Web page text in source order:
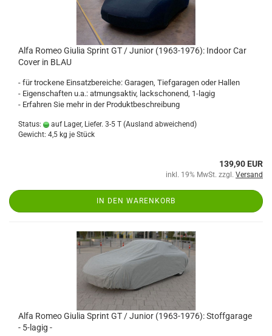
Alfa Romeo Giulia Sprint GT / Junior (1963-1976): Indoor Car
Cover in BLAU
- für trockene Einsatzbereiche: Garagen, Tiefgaragen oder Hallen
- Eigenschaften u.a.: atmungsaktiv, lackschonend, 1-lagig
- Erfahren Sie mehr in der Produktbeschreibung
Status: auf Lager, Liefer. 3-5 T (Ausland abweichend)
Gewicht: 4,5 kg je Stück
139,90 EUR
inkl. 19% MwSt. zzgl. Versand
IN DEN WARENKORB
Alfa Romeo Giulia Sprint GT / Junior (1963-1976): Stoffgarage
- 5-lagig -